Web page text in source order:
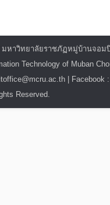
มหาวิทยาลัยราชภัฏหมู่บ้านจอ
Technology of Muban
| Facebook
Reserved.